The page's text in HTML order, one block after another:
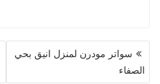
تصفّح
المقالات
سواتر مودرن لمنزل انيق بحي
الصفاء